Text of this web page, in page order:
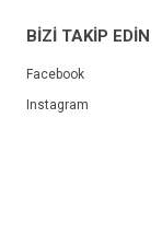
BİZİ TAKİP EDİN
Facebook
Instagram